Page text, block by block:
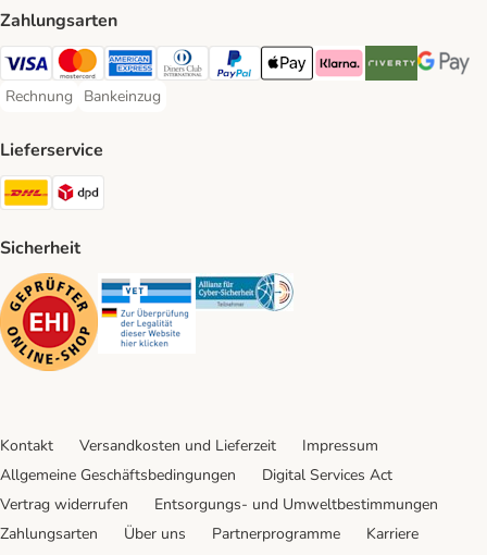
Zahlungsarten
Visa Payment Method
Mastercard Payment Method
American Express Payment Method
Diners Club Payment Method
PayPal Payment Method
Apple Pay Payment Method
Klarna Payment Method
Riverty Payment
Google
Rechnung
Rechnung Payment Method
Bankeinzug
Bankeinzug Payment Method
Lieferservice
DHL Shipping Method
Sicherheit
Security Security Security
Kontakt Versandkosten und Lieferzeit
Impressum
Allgemeine Geschäftsbedingungen
Digital Services Act
Vertrag widerrufen
Entsorgungs- und Umweltbestimmungen
Zahlungsarten
Über uns Partnerprogramme
Karriere